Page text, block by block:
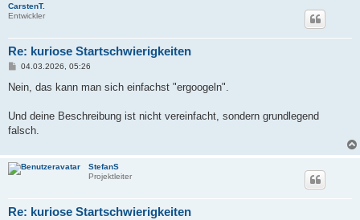
CarstenT.
Entwickler
Re: kuriose Startschwierigkeiten
B
i
a
04.03.2026, 05:26
Nein, das kann man sich einfachst "ergoogeln".
Und deine Beschreibung ist nicht vereinfacht, sondern grundlegend
falsch.
StefanS
Projektleiter
Re: kuriose Startschwierigkeiten